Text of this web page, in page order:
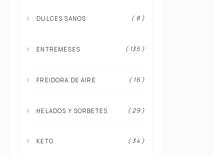
DULCES SANOS ( 8 )
ENTREMESES ( 135 )
FREIDORA DE AIRE ( 16 )
HELADOS Y SORBETES ( 29 )
KETO ( 34 )